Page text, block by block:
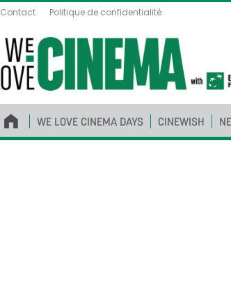
Contact Politique de confidentialité
WE LOVE CINEMA DAYS CINEWISH